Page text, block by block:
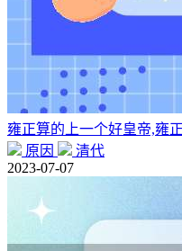
雍正算的上一个好皇帝,雍
原因
清代
2023-07-07